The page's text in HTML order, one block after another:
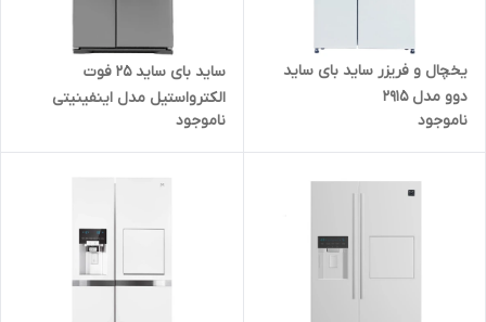
یخچال و فریزر ساید بای ساید
دوو مدل 2915
ناموجود
ساید بای ساید 25 فوت
الکترواستیل مدل اینفینیتی
ES52 - تیتانیوم
ناموجود